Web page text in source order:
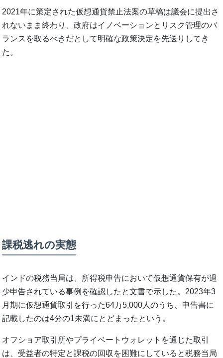
2021年に策定された仮想通貨禁止法案の草稿は議会に提出さ
れないまま終わり、政府はイノベーションとリスク管理のバ
ランスを取るべきだとして明確な政策決定を先送りしてき
た。
課税逃れの実態
インドの税務当局は、所得税申告において仮想通貨保有が過
少申告されている事例を確認したと文書で示した。2023年3
月期に仮想通貨取引を行った64万5,000人のうち、申告書に
記載したのは4分の1未満にとどまったという。
オフショア取引所やプライベートウォレットを通じた取引
は、受益者の特定と課税の回収を困難にしていると税務当局